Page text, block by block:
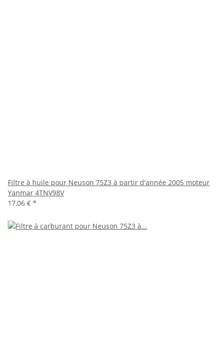
Filtre à huile pour Neuson 75Z3 à partir d'année 2005 moteur
Yanmar 4TNV98V
17,06 € *